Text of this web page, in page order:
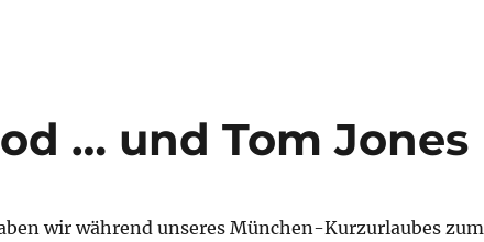
… und Tom Jones
wir während unseres München-Kurzurlaubes zum